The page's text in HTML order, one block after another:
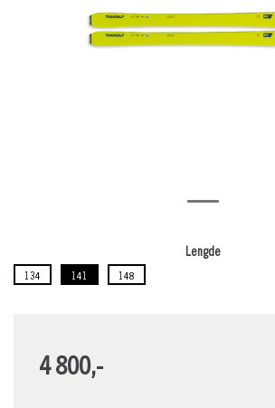
Lengde
134 141 148
4 800,-